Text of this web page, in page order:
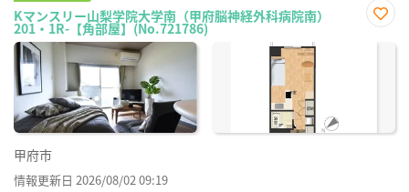
Kマンスリー山梨学院大学南（甲府脳神経外科病院南）
201・1R-【角部屋】(No.721786)
に入
甲府市
情報更新日 2026/08/02 09:19